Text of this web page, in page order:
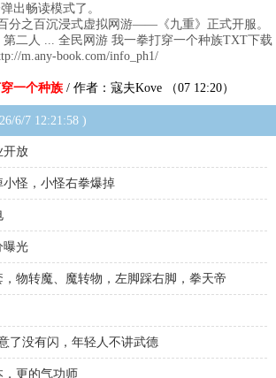
出畅读模式了。
分之百沉浸式虚拟网游——《九重》正式开服。
二人 ... 全民网游 我一拳打穿一个种族TXT下载
m.any-book.com/info_ph1/
一个种族 / 作者：寇夫Kove （07 12:20）
6/7 12:21:58 )
开放
怪，小怪右拳爆掉
曝光
物转魔、魔转物，左脚踩右脚，拳天帝
了没有闪，年轻人不讲武德
更的气功师